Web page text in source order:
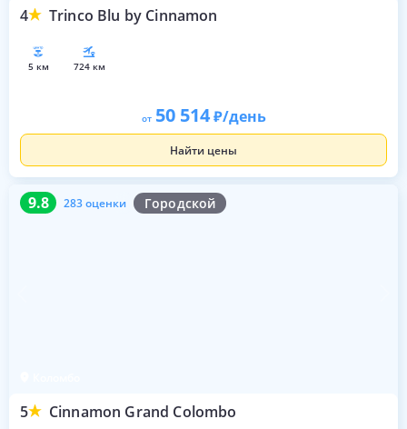
4 Trinco Blu by Cinnamon
5 км 724 км
от 50 514 /день
Найти цены
9.8 283 оценки Городской
5 Cinnamon Grand Colombo
9.8 283 оценки